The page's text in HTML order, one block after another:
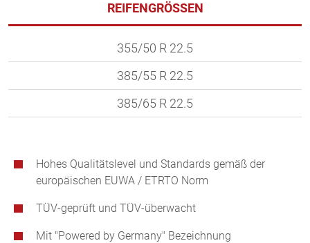
REIFENGRÖSSEN
355/50 R 22.5
385/55 R 22.5
385/65 R 22.5
Hohes Qualitätslevel und Standards gemäß der
europäischen EUWA / ETRTO Norm
TÜV-geprüft und TÜV-überwacht
Mit "Powered by Germany" Bezeichnung